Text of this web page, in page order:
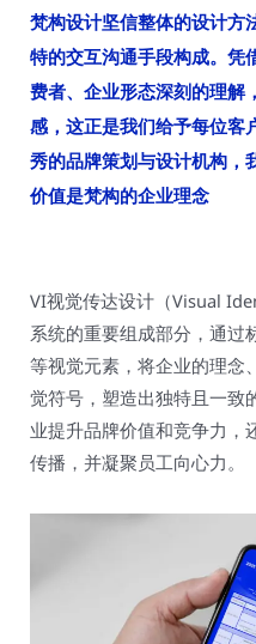
梵构设计坚信整体的设计方
特的交互沟通手段构成。凭
费者、企业形态深刻的理解
感，这正是我们给予每位客
秀的品牌策划与设计机构，
价值是梵构的企业理念
VI视觉传达设计（Visual
系统的重要组成部分，通过
等视觉元素，将企业的理念
觉符号，塑造出独特且一致
业提升品牌价值和竞争力，
传播，并凝聚员工向心力。